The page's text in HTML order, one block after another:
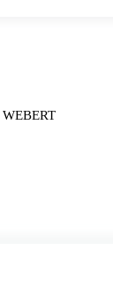
WEBERT